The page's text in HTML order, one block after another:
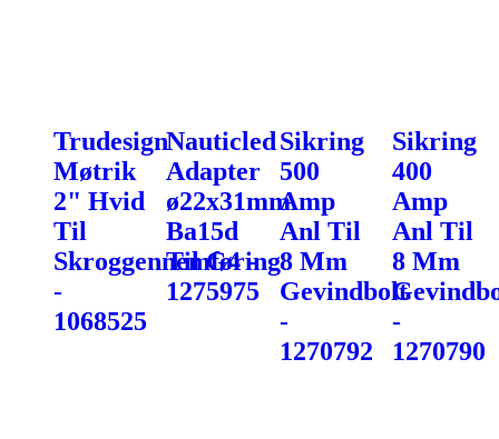
Trudesign
Møtrik
2" Hvid
Til
Skroggennemføring
-
1068525
Nauticled
Adapter
ø22x31mm
Ba15d
Til G4 -
1275975
Sikring
500
Amp
Anl Til
8 Mm
Gevindbolt
-
1270792
Sikring
400
Amp
Anl Til
8 Mm
-
1270790